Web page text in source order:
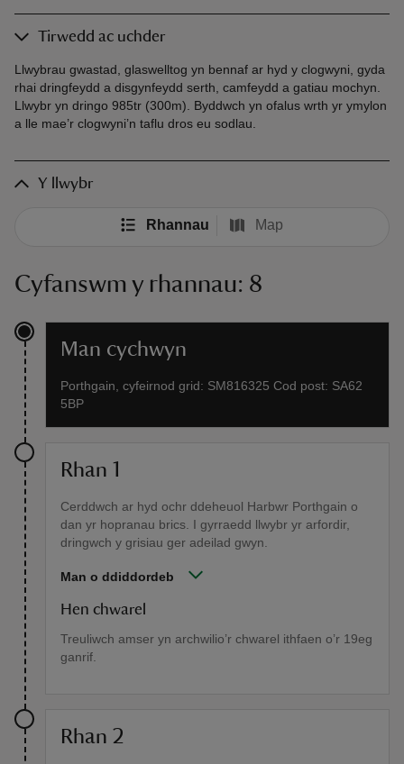
Tirwedd ac uchder
Llwybrau gwastad, glaswelltog yn bennaf ar hyd y clogwyni, gyda
rhai dringfeydd a disgynfeydd serth, camfeydd a gatiau mochyn.
Llwybr yn dringo 985tr (300m). Byddwch yn ofalus wrth yr ymylon
a lle mae’r clogwyni’n taflu dros eu sodlau.
Y llwybr
Rhannau Map
Cyfanswm y rhannau: 8
Man cychwyn
Porthgain, cyfeirnod grid: SM816325 Cod post: SA62
5BP
Rhan 1
Cerddwch ar hyd ochr ddeheuol Harbwr Porthgain o
dan yr hopranau brics. I gyrraedd llwybr yr arfordir,
dringwch y grisiau ger adeilad gwyn.
Man o ddiddordeb
Hen chwarel
Treuliwch amser yn archwilio’r chwarel ithfaen o’r 19eg
ganrif.
Rhan 2